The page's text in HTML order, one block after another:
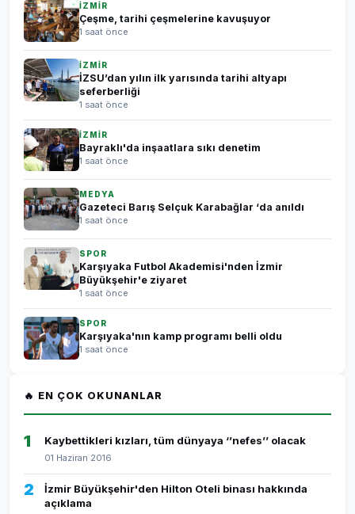
İZMİR
Çeşme, tarihi çeşmelerine kavuşuyor
1 saat önce
İZMİR
İZSU’dan yılın ilk yarısında tarihi altyapı
seferberliği
1 saat önce
İZMİR
Bayraklı'da inşaatlara sıkı denetim
1 saat önce
MEDYA
Gazeteci Barış Selçuk Karabağlar ‘da anıldı
1 saat önce
SPOR
Karşıyaka Futbol Akademisi'nden İzmir
Büyükşehir'e ziyaret
1 saat önce
SPOR
Karşıyaka'nın kamp programı belli oldu
1 saat önce
🔥 EN ÇOK OKUNANLAR
1 Kaybettikleri kızları, tüm dünyaya ‘’nefes’’ olacak
01 Haziran 2016
2
İzmir Büyükşehir'den Hilton Oteli binası hakkında
açıklama